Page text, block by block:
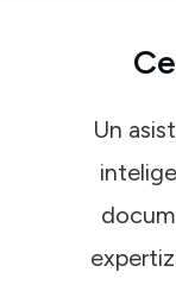
Ce
Un